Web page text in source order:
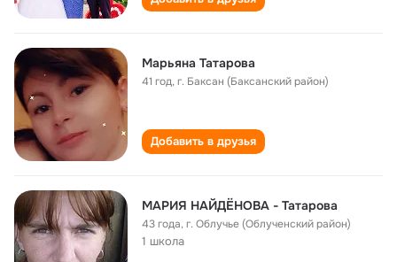
Марьяна Татарова
41 год,г. Баксан (Баксанский район)
Добавить в друзья
МАРИЯ НАЙДЁНОВА - Татарова
43 года,г. Облучье (Облученский район)
1 школа